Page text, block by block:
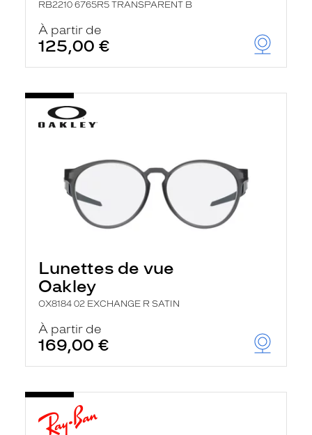
RB2210 6765R5 TRANSPARENT B
À partir de
125,00 €
Lunettes de vue
Oakley
OX8184 02 EXCHANGE R SATIN
À partir de
169,00 €